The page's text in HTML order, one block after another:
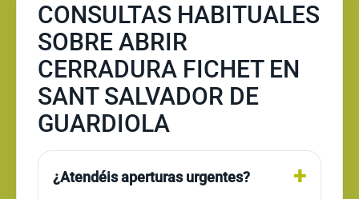
CONSULTAS HABITUALES
SOBRE ABRIR
CERRADURA FICHET EN
SANT SALVADOR DE
GUARDIOLA
¿Atendéis aperturas urgentes?